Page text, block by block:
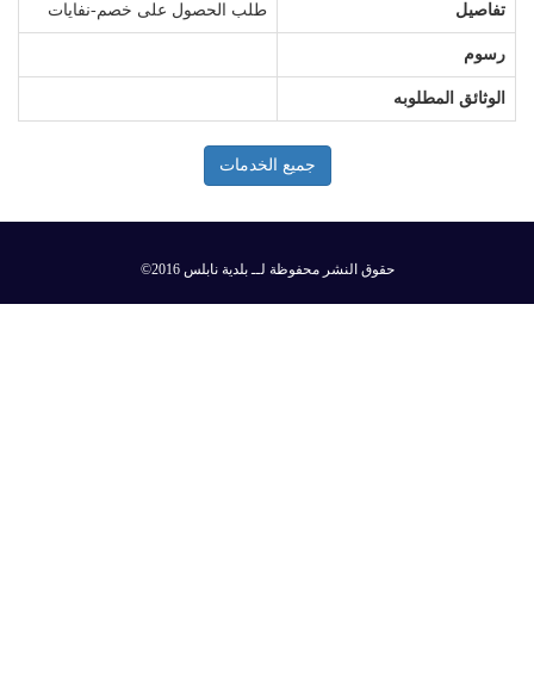
تفاصيل طلب الحصول على خصم-نفايات
رسوم
الوثائق المطلوبه
جميع الخدمات
©2016 حقوق النشر محفوظة لــ بلدية نابلس